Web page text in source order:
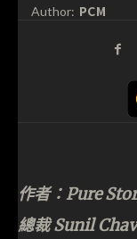
Author: PCM
作者：Pure
總裁 Sunil